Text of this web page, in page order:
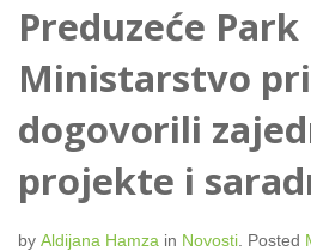
Preduzeće Park
Ministarstvo
dogovorili
projekte i
by Aldijana Hamza in Novosti Posted